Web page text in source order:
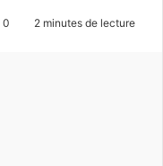
0 2 minutes de lecture